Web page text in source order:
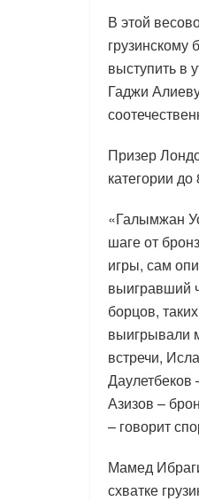
В этой
грузинскому
выступить в
Гаджи
Призер
категории
«Галымжан
шаге от
игры, сам
выигравший
борцов,
выигрывали
встречи,
Азизов –
– говорит
Мамед
схватке